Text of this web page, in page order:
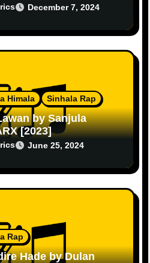
December 7, 2024
Himala Sinhala Rap
by Sanjula
[2023]
June 25, 2024
Rap
Hade by Dulan